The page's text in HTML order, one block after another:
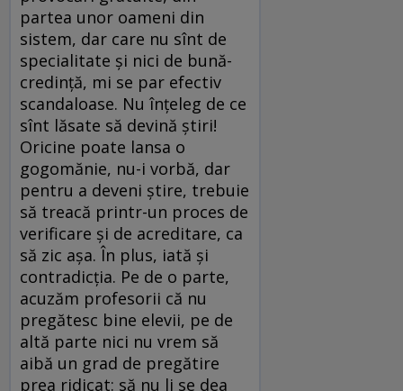
partea unor oameni din
sistem, dar care nu sînt de
specialitate și nici de bună-
credință, mi se par efectiv
scandaloase. Nu înțeleg de ce
sînt lăsate să devină știri!
Oricine poate lansa o
gogomănie, nu-i vorbă, dar
pentru a deveni știre, trebuie
să treacă printr-un proces de
verificare și de acreditare, ca
să zic așa. În plus, iată și
contradicția. Pe de o parte,
acuzăm profesorii că nu
pregătesc bine elevii, pe de
altă parte nici nu vrem să
aibă un grad de pregătire
prea ridicat: să nu li se dea